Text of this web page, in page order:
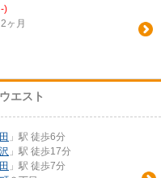
)
ヶ月
エスト
」駅 徒歩6分
」駅 徒歩17分
」駅 徒歩7分